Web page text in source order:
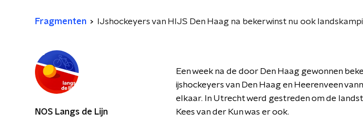
Fragmenten IJshockeyers van HIJS Den Haag na bekerwinst nu ook
NOS Langs de Lijn
Een week na de door Den Haag gewonnen
ijshockeyers van Den Haag en Heerenveen
elkaar. In Utrecht werd gestreden om de
Kees van der Kun was er ook.